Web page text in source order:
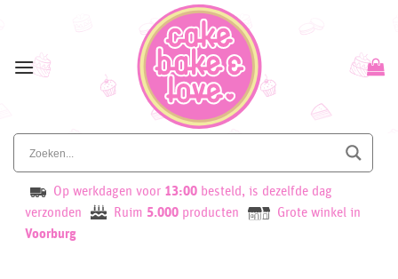
content
Op werkdagen voor 13:00 besteld, is dezelfde dag
verzonden
Ruim 5.000 producten
Grote winkel in
Voorburg